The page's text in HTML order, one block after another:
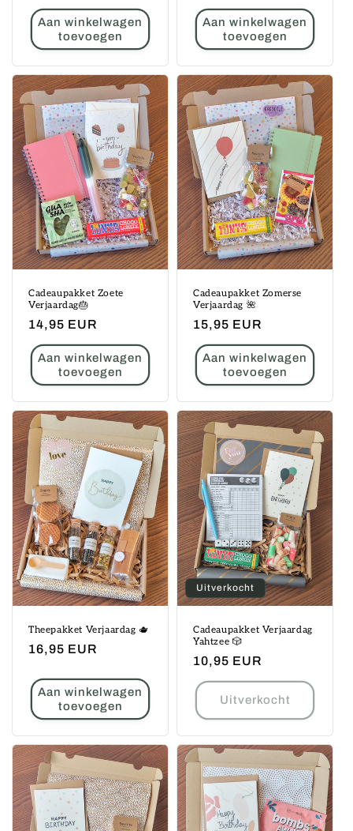
prijs
Aan winkelwagen
toevoegen
prijs
Aan winkelwagen
toevoegen
Cadeaupakket Zoete
Verjaardag🎂
Normale
prijs
14,95 EUR
Aan winkelwagen
toevoegen
Cadeaupakket Zomerse
Verjaardag 🌺
Normale
prijs
15,95 EUR
Aan winkelwagen
toevoegen
Theepakket Verjaardag 🫖
Normale
16,95 EUR
Aan winkelwagen
toevoegen
Uitverkocht
Cadeaupakket Verjaardag
Yahtzee 🎲
Normale
prijs
10,95 EUR
Uitverkocht